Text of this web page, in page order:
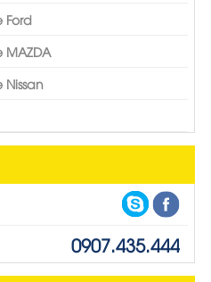
Ford
MAZDA
Nissan
0907.435.444